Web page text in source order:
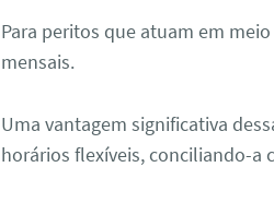
Para peritos que atuam em
mensais.
Uma vantagem significativa
horários flexíveis, conciliando-a